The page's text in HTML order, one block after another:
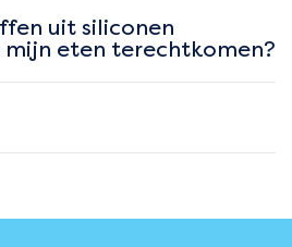
uit siliconen
mijn eten terechtkomen?